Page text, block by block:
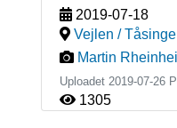
2019-07-18
Vejlen / Tåsinge
Martin
Uploadet 2019-07-26
1305